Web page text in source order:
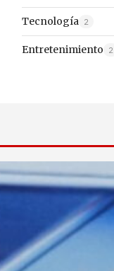
Tecnología 2
Entretenimiento 2